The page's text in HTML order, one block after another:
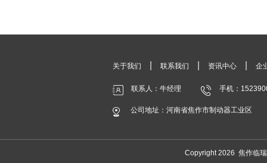
关于我们 联系我们 资讯中心 企
联系人：牛经理 手机：
公司地址：河南省焦作市制动器工业区
Copyright 2026 焦作临